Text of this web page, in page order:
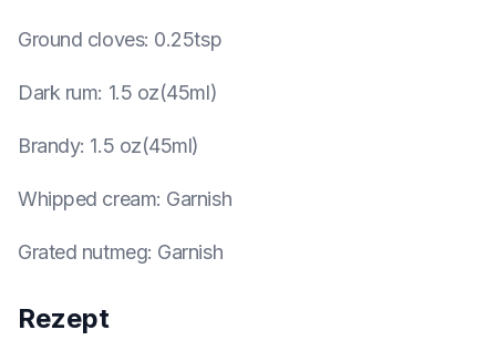
Ground cloves: 0.25tsp
Dark rum: 1.5 oz(45ml)
Brandy: 1.5 oz(45ml)
Whipped cream: Garnish
Grated nutmeg: Garnish
Rezept